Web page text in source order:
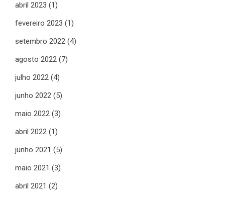
abril 2023 (1)
fevereiro 2023 (1)
setembro 2022 (4)
agosto 2022 (7)
julho 2022 (4)
junho 2022 (5)
maio 2022 (3)
abril 2022 (1)
junho 2021 (5)
maio 2021 (3)
abril 2021 (2)